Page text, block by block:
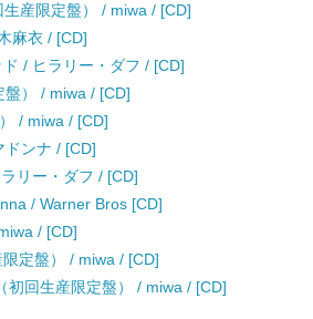
産限定盤） / miwa / [CD]
麻衣 / [CD]
/ ヒラリー・ダフ / [CD]
盤） / miwa / [CD]
/ miwa / [CD]
ドンナ / [CD]
リー・ダフ / [CD]
/ Warner Bros [CD]
/ [CD]
定盤） / miwa / [CD]
初回生産限定盤） / miwa / [CD]